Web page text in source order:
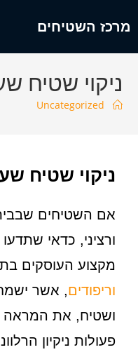
מרכז השטיחים
ניקוי שטיח
Uncategorized
ניקוי שטיח
אם השטיחים
ורציני, כדאי שתדעו
מקצוע העוסקים
וריפודים, אשר
ושטיח, את המראה
פעולות ניקיון